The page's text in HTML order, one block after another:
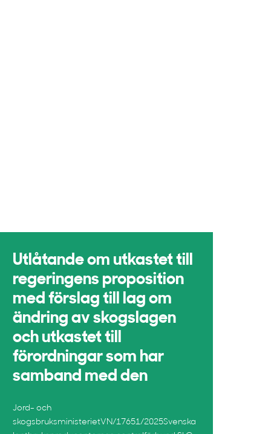
Utlåtande om utkastet till
regeringens proposition
med förslag till lag om
ändring av skogslagen
och utkastet till
förordningar som har
samband med den
Jord- och
skogsbruksministerietVN/17651/2025Svenska